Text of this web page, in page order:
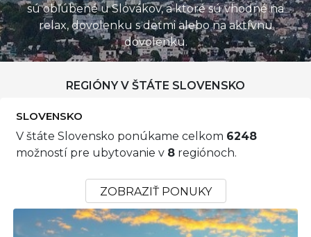
sú obľúbené u Slovákov, a ktoré sú vhodné na
relax, dovolenku s deťmi alebo na aktívnu
dovolenku.
REGIÓNY V ŠTÁTE SLOVENSKO
SLOVENSKO
V štáte Slovensko ponúkame celkom 6248
možností pre ubytovanie v 8 regiónoch.
ZOBRAZIŤ PONUKY